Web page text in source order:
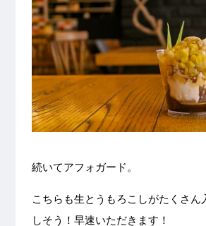
続いてアフォガード。
こちらも生とうもろこしがたくさん
しそう！早速いただきます！